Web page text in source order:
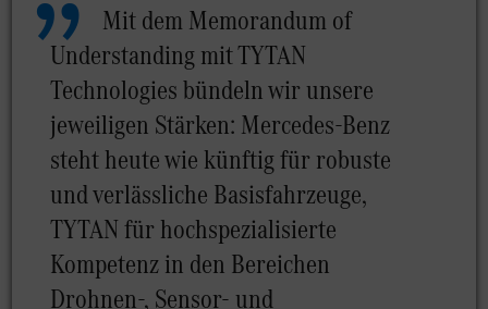
Mit dem Memorandum of
Understanding mit TYTAN
Technologies bündeln wir unsere
jeweiligen Stärken: Mercedes-Benz
steht heute wie künftig für robuste
und verlässliche Basisfahrzeuge,
TYTAN für hochspezialisierte
Kompetenz in den Bereichen
Drohnen-, Sensor- und